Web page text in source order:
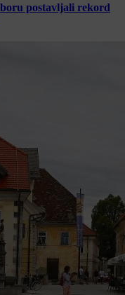
postavljali rekord